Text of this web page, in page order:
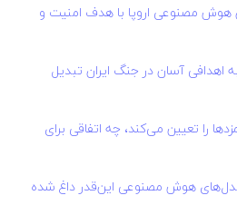
۲ سال، قانون هوش مصنوعی اروپا با هدف امنیت و
اهدافی آسان در جنگ ایران تبدیل
را تعیین می‌کند، چه اتفاقی برای
هوش مصنوعی این‌قدر داغ شده